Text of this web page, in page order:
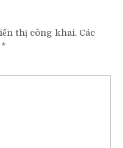
thị công khai. Các
*